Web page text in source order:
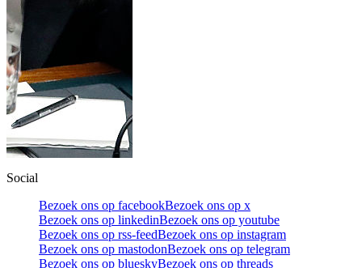
Social
Bezoek ons op facebookBezoek ons op x
Bezoek ons op linkedinBezoek ons op youtube
Bezoek ons op rss-feedBezoek ons op instagram
Bezoek ons op mastodonBezoek ons op telegram
Bezoek ons op blueskyBezoek ons op threads